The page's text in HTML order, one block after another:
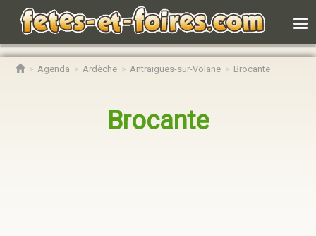
Agenda Ardèche Antraigues-sur-Volane Brocante
Brocante